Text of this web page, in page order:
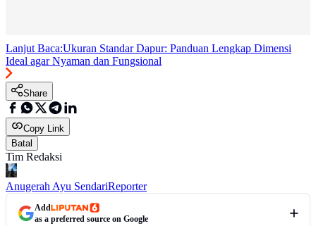
Lanjut Baca:Ukuran Standar Dapur: Panduan Lengkap Dimensi
Ideal agar Nyaman dan Fungsional
Share
Copy Link
Batal
Tim Redaksi
Anugerah Ayu SendariReporter
Add
as a preferred source on Google